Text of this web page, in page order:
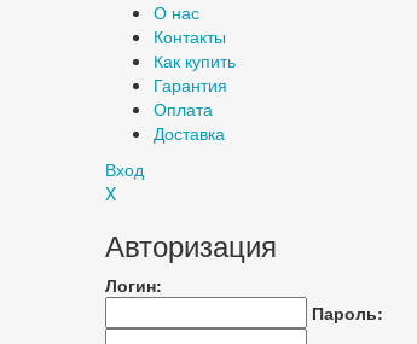
О нас
Контакты
Как купить
Гарантия
Оплата
Доставка
Вход
X
Авторизация
Логин:
Пароль: